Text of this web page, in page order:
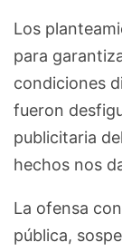
Los
para
condiciones
fueron
publicitaria
hechos nos
La ofensa
pública,